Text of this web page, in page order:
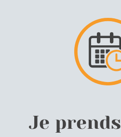
Je prends